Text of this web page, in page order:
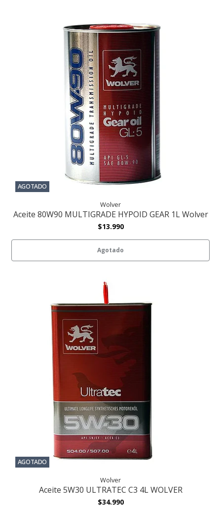
AGOTADO
Wolver
Aceite 80W90 MULTIGRADE HYPOID GEAR 1L Wolver
$13.990
Agotado
AGOTADO
Wolver
Aceite 5W30 ULTRATEC C3 4L WOLVER
$34.990